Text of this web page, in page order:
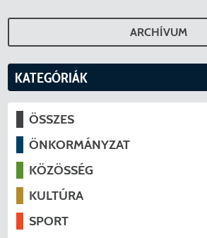
ARCHÍVUM
KATEGÓRIÁK
ÖSSZES
ÖNKORMÁNYZAT
KÖZÖSSÉG
KULTÚRA
SPORT